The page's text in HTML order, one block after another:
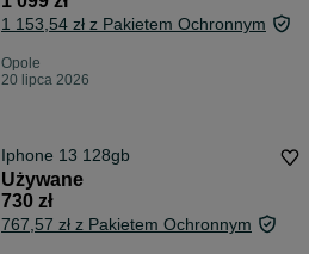
1 153,54 zł z Pakietem Ochronnym
Opole
20 lipca 2026
Iphone 13 128gb
Używane
730 zł
767,57 zł z Pakietem Ochronnym